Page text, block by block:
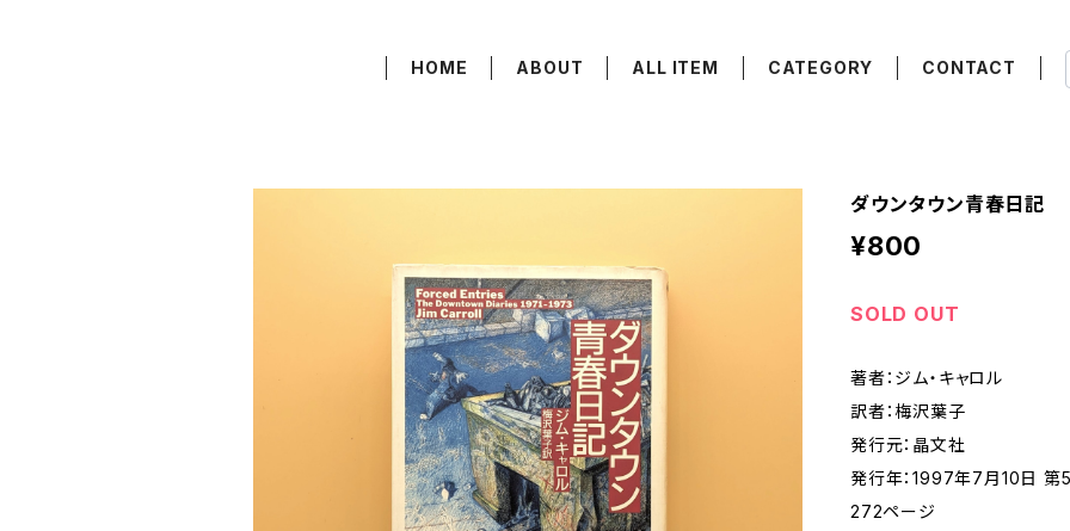
HOME ABOUT ALL ITEM CATEGORY CONTACT
ダウンタウン青春日記
¥800
SOLD OUT
著者：ジム・キャロル
訳者：梅沢葉子
発行元：晶文社
発行年：1997年7月10日 第
272ページ